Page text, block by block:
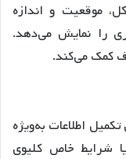
موقعیت و اندازه
را نمایش می‌دهد.
کمک می‌کند.
اطلاعات به‌ویژه
شرایط خاص کلیوی